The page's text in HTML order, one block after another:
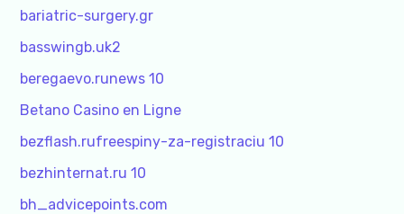
bariatric-surgery.gr
basswingb.uk2
beregaevo.runews 10
Betano Casino en Ligne
bezflash.rufreespiny-za-registraciu 10
bezhinternat.ru 10
bh_advicepoints.com